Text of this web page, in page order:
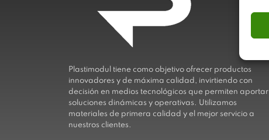
Plastimodul tiene como objetivo ofrecer productos
innovadores y de máxima calidad, invirtiendo con
decisión en medios tecnológicos que permiten aportar
soluciones dinámicas y operativas. Utilizamos
materiales de primera calidad y el mejor servicio a
nuestros clientes.